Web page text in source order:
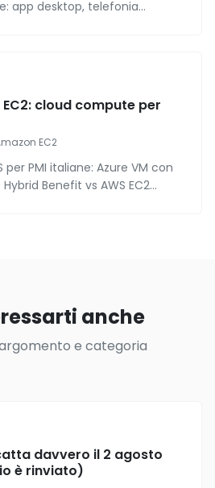
app desktop, telefonia
EC2: cloud compute per
EC2
PMI italiane: Azure VM con
Benefit vs AWS EC2
anche
e categoria
davvero il 2 agosto
è rinviato)